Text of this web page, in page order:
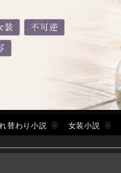
替わり小説 女装小説